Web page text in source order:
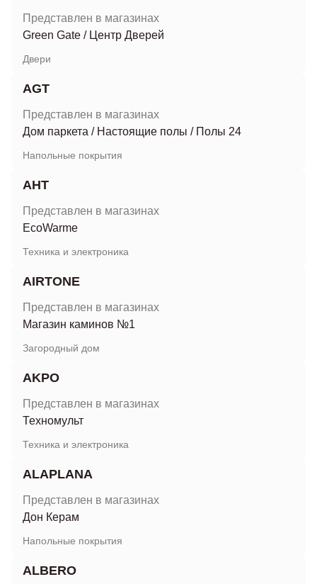
Представлен в магазинах
Green Gate / Центр Дверей
Двери
AGT
Представлен в магазинах
Дом паркета / Настоящие полы / Полы 24
Напольные покрытия
AHT
Представлен в магазинах
EcoWarme
Техника и электроника
AIRTONE
Представлен в магазинах
Магазин каминов №1
Загородный дом
AKPO
Представлен в магазинах
Техномульт
Техника и электроника
ALAPLANA
Представлен в магазинах
Дон Керам
Напольные покрытия
ALBERO